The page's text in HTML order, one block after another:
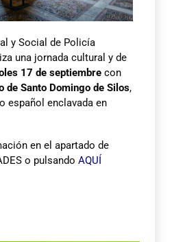
y Social de Policía
una jornada cultural y de
17 de septiembre con
de Santo Domingo de Silos,
español enclavada en
en el apartado de
o pulsando AQUÍ